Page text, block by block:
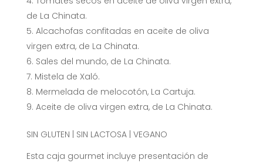
de La Chinata.
Alcachofas confitadas en aceite de oliva
virgen extra, de La Chinata.
Sales del mundo, de La Chinata.
Mistela de Xaló.
Mermelada de melocotón, La Cartuja.
Aceite de oliva virgen extra, de La Chinata.
SIN GLUTEN | SIN LACTOSA | VEGANO
Esta caja gourmet incluye presentación de